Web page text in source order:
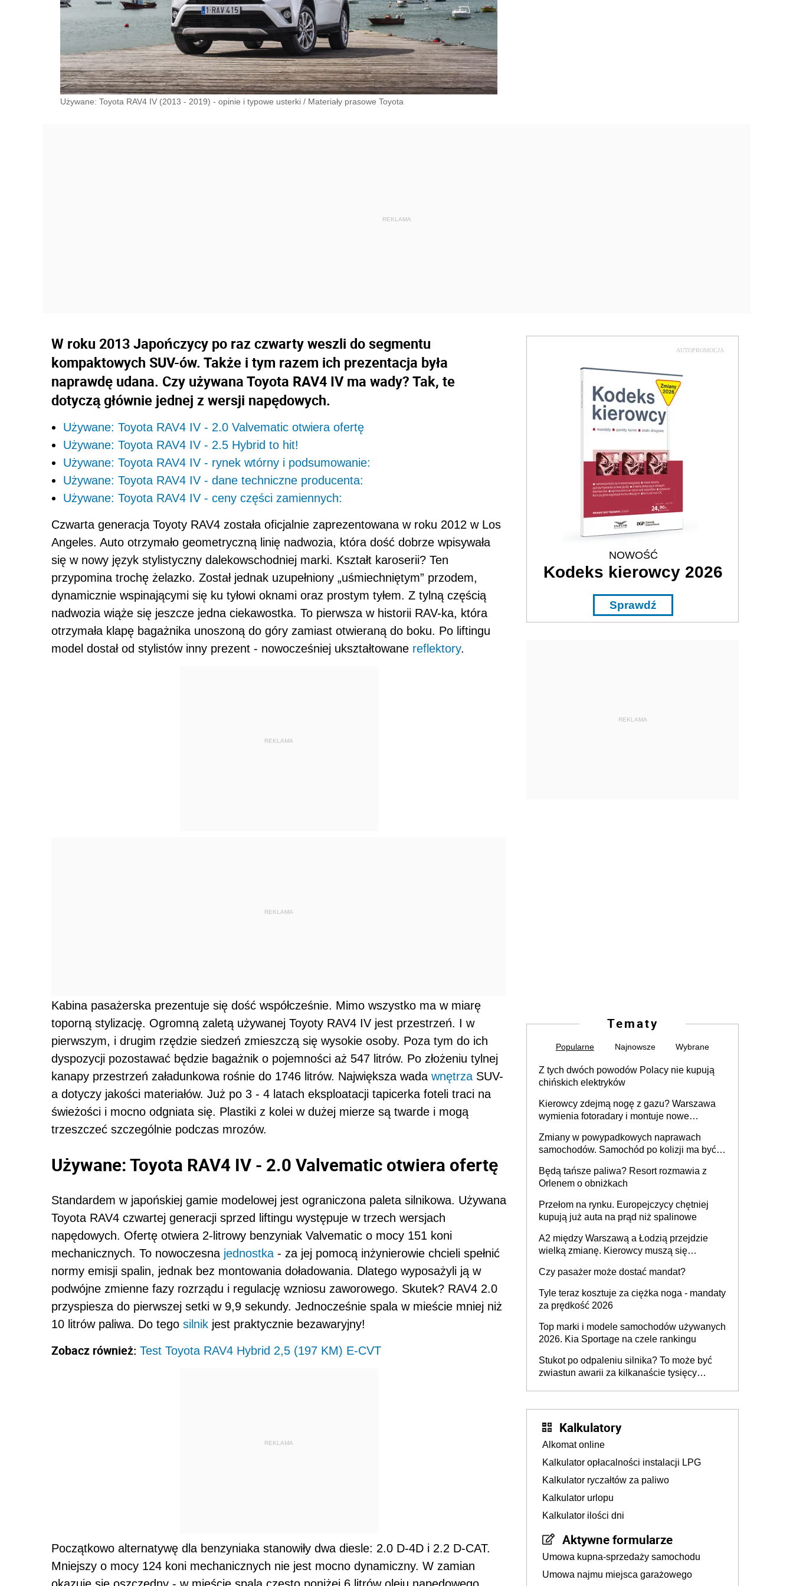
Używane: Toyota RAV4 IV (2013 - 2019) - opinie i typowe usterki / Materiały prasowe Toyota
W roku 2013 Japończycy po raz czwarty weszli do segmentu
kompaktowych SUV-ów. Także i tym razem ich prezentacja była
naprawdę udana. Czy używana Toyota RAV4 IV ma wady? Tak, te
dotyczą głównie jednej z wersji napędowych.
Używane: Toyota RAV4 IV - 2.0 Valvematic otwiera ofertę
Używane: Toyota RAV4 IV - 2.5 Hybrid to hit!
Używane: Toyota RAV4 IV - rynek wtórny i podsumowanie:
Używane: Toyota RAV4 IV - dane techniczne producenta:
Używane: Toyota RAV4 IV - ceny części zamiennych:
Czwarta generacja Toyoty RAV4 została oficjalnie zaprezentowana w roku 2012 w Los
Angeles. Auto otrzymało geometryczną linię nadwozia, która dość dobrze wpisywała
się w nowy język stylistyczny dalekowschodniej marki. Kształt karoserii? Ten
przypomina trochę żelazko. Został jednak uzupełniony „uśmiechniętym” przodem,
dynamicznie wspinającymi się ku tyłowi oknami oraz prostym tyłem. Z tylną częścią
nadwozia wiąże się jeszcze jedna ciekawostka. To pierwsza w historii RAV-ka, która
otrzymała klapę bagażnika unoszoną do góry zamiast otwieraną do boku. Po liftingu
model dostał od stylistów inny prezent - nowocześniej ukształtowane reflektory.
REKLAMA
REKLAMA
Kabina pasażerska prezentuje się dość współcześnie. Mimo wszystko ma w miarę
toporną stylizację. Ogromną zaletą używanej Toyoty RAV4 IV jest przestrzeń. I w
pierwszym, i drugim rzędzie siedzeń zmieszczą się wysokie osoby. Poza tym do ich
dyspozycji pozostawać będzie bagażnik o pojemności aż 547 litrów. Po złożeniu tylnej
kanapy przestrzeń załadunkowa rośnie do 1746 litrów. Największa wada wnętrza SUV-
a dotyczy jakości materiałów. Już po 3 - 4 latach eksploatacji tapicerka foteli traci na
świeżości i mocno odgniata się. Plastiki z kolei w dużej mierze są twarde i mogą
trzeszczeć szczególnie podczas mrozów.
Używane: Toyota RAV4 IV - 2.0 Valvematic otwiera ofertę
Standardem w japońskiej gamie modelowej jest ograniczona paleta silnikowa. Używana
Toyota RAV4 czwartej generacji sprzed liftingu występuje w trzech wersjach
napędowych. Ofertę otwiera 2-litrowy benzyniak Valvematic o mocy 151 koni
mechanicznych. To nowoczesna jednostka - za jej pomocą inżynierowie chcieli spełnić
normy emisji spalin, jednak bez montowania doładowania. Dlatego wyposażyli ją w
podwójne zmienne fazy rozrządu i regulację wzniosu zaworowego. Skutek? RAV4 2.0
przyspiesza do pierwszej setki w 9,9 sekundy. Jednocześnie spala w mieście mniej niż
10 litrów paliwa. Do tego silnik jest praktycznie bezawaryjny!
Zobacz również: Test Toyota RAV4 Hybrid 2,5 (197 KM) E-CVT
REKLAMA
Początkowo alternatywę dla benzyniaka stanowiły dwa diesle: 2.0 D-4D i 2.2 D-CAT.
Mniejszy o mocy 124 koni mechanicznych nie jest mocno dynamiczny. W zamian
AUTOPROMOCJA
NOWOŚĆ
Kodeks kierowcy 2026
Sprawdź
REKLAMA
Tematy
Popularne Najnowsze Wybrane
Z tych dwóch powodów Polacy nie kupują
chińskich elektryków
Kierowcy zdejmą nogę z gazu? Warszawa
wymienia fotoradary i montuje nowe
Zmiany w powypadkowych naprawach
samochodów. Samochód po kolizji ma być
technologią producenta
Będą tańsze paliwa? Resort rozmawia z
Orlenem o obniżkach
Przełom na rynku. Europejczycy chętniej
kupują już auta na prąd niż spalinowe
A2 między Warszawą a Łodzią przejdzie
wielką zmianę. Kierowcy muszą się
Czy pasażer może dostać mandat?
Tyle teraz kosztuje za ciężka noga - mandaty
za prędkość 2026
Top marki i modele samochodów używanych
2026. Kia Sportage na czele rankingu
Stukot po odpaleniu silnika? To może być
zwiastun awarii za kilkanaście tysięcy
Kalkulatory
Alkomat online
Kalkulator opłacalności instalacji LPG
Kalkulator ryczałtów za paliwo
Kalkulator urlopu
Kalkulator ilości dni
Aktywne formularze
Umowa kupna-sprzedaży samochodu
Umowa najmu miejsca garażowego